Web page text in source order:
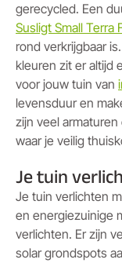
gerecycled. Een
Susligt Small Terra
rond verkrijgbaar
kleuren zit er altijd
voor jouw tuin van
levensduur en
zijn veel armaturen
waar je veilig
Je tuin
Je tuin verlichten
en energiezuinige
verlichten. Er zijn
solar grondspots